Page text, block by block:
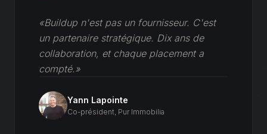
«Buildup n'est pas un fournisseur. C'est
un partenaire stratégique. Dix ans de
collaboration, et chaque placement a
compté.»
Yann Lapointe
Co-président Pur Immobilia